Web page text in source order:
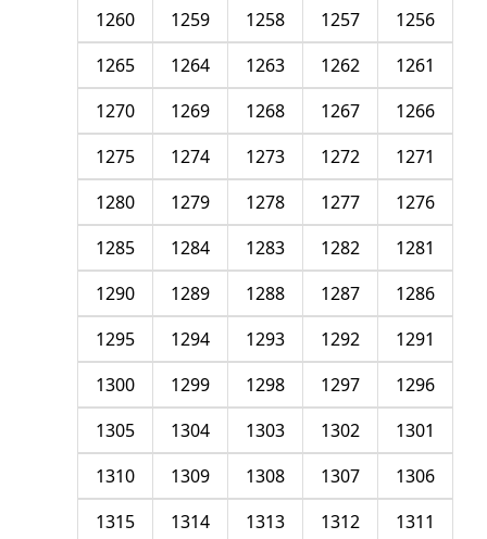
1256
1257
1258
1259
1260
1261
1262
1263
1264
1265
1266
1267
1268
1269
1270
1271
1272
1273
1274
1275
1276
1277
1278
1279
1280
1281
1282
1283
1284
1285
1286
1287
1288
1289
1290
1291
1292
1293
1294
1295
1296
1297
1298
1299
1300
1301
1302
1303
1304
1305
1306
1307
1308
1309
1310
1311
1312
1313
1314
1315